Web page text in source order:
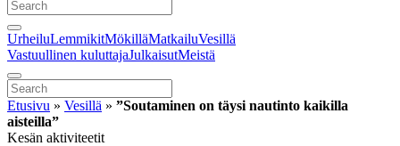
UrheiluLemmikitMökilläMatkailuVesillä
Vastuullinen kuluttajaJulkaisutMeistä
Etusivu » Vesillä » ”Soutaminen on täysi nautinto kaikilla
aisteilla”
Kesän aktiviteetit